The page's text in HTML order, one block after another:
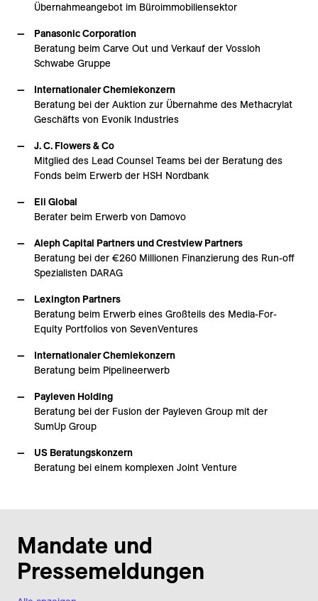
Übernahmeangebot im Büroimmobiliensektor
Panasonic Corporation
Beratung beim Carve Out und Verkauf der Vossloh
Schwabe Gruppe
Internationaler Chemiekonzern
Beratung bei der Auktion zur Übernahme des Methacrylat
Geschäfts von Evonik Industries
J. C. Flowers & Co
Mitglied des Lead Counsel Teams bei der Beratung des
Fonds beim Erwerb der HSH Nordbank
Eli Global
Berater beim Erwerb von Damovo
Aleph Capital Partners und Crestview Partners
Beratung bei der €260 Millionen Finanzierung des Run-off
Spezialisten DARAG
Lexington Partners
Beratung beim Erwerb eines Großteils des Media-For-
Equity Portfolios von SevenVentures
Internationaler Chemiekonzern
Beratung beim Pipelineerwerb
Payleven Holding
Beratung bei der Fusion der Payleven Group mit der
SumUp Group
US Beratungskonzern
Beratung bei einem komplexen Joint Venture
Mandate und
Pressemeldungen